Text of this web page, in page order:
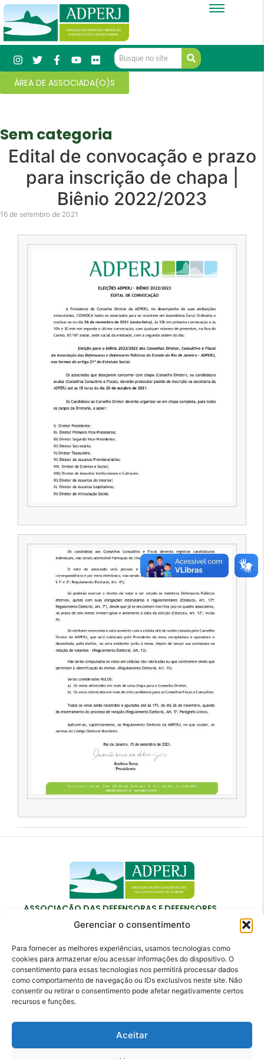
Gerenciar o consentimento
Para fornecer as melhores experiências, usamos tecnologias como
cookies para armazenar e/ou acessar informações do dispositivo. O
consentimento para essas tecnologias nos permitirá processar dados
como comportamento de navegação ou IDs exclusivos neste site. Não
consentir ou retirar o consentimento pode afetar negativamente certos
recursos e funções.
Aceitar
ÁREA DE ASSOCIADA(O)S
Sem categoria
Edital de convocação e prazo
para inscrição de chapa |
Biênio 2022/2023
16 de setembro de 2021
ASSOCIAÇÃO DAS DEFENSORAS E DEFENSORES
PÚBLICOS DO ESTADO DO RIO DE JANEIRO
Contato
adperj@adperj.com.br
(21) 2220-6022
Janeiro - RJ - CEP: 20011-020